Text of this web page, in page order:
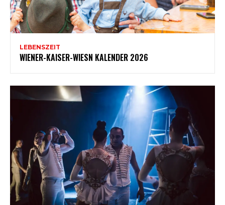
LEBENSZEIT
WIENER-KAISER-WIESN KALENDER 2026